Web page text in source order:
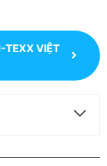
TEXX VIỆT